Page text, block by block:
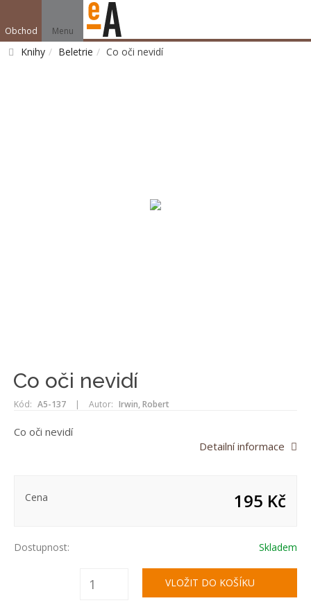
Obchod Menu
Knihy Beletrie Co oči nevidí
Co oči nevidí
Kód: A5-137 | Autor: Irwin, Robert
Co oči nevidí
Detailní informace
Cena 195 Kč
Dostupnost: Skladem